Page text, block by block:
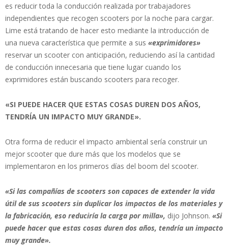
es reducir toda la conducción realizada por trabajadores
independientes que recogen scooters por la noche para cargar.
Lime está tratando de hacer esto mediante la introducción de
una nueva característica que permite a sus «exprimidores»
reservar un scooter con anticipación, reduciendo así la cantidad
de conducción innecesaria que tiene lugar cuando los
exprimidores están buscando scooters para recoger.
«SI PUEDE HACER QUE ESTAS COSAS DUREN DOS AÑOS,
TENDRÍA UN IMPACTO MUY GRANDE».
Otra forma de reducir el impacto ambiental sería construir un
mejor scooter que dure más que los modelos que se
implementaron en los primeros días del boom del scooter.
«Si las compañías de scooters son capaces de extender la vida
útil de sus scooters sin duplicar los impactos de los materiales y
la fabricación, eso reduciría la carga por milla», dijo Johnson. «Si
puede hacer que estas cosas duren dos años, tendría un impacto
muy grande».